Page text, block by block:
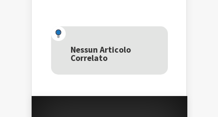
una
nuova
finestra)
nuova
finestra)
una
nuova
Nessun Articolo
Correlato